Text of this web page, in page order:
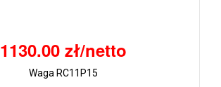
1130.00 zł/netto
Waga RC11P15